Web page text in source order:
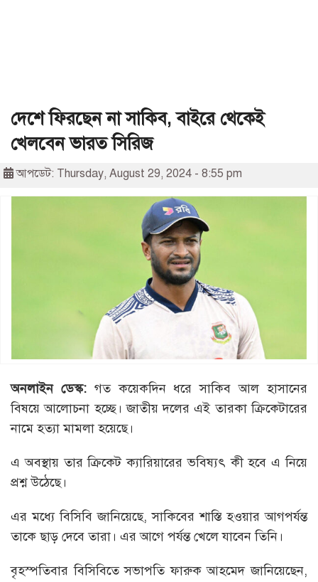
দেশে ফিরছেন না সাকিব, বাইরে থেকেই
খেলবেন ভারত সিরিজ
আপডেট: Thursday, August 29, 2024 - 8:55 pm
অনলাইন ডেস্ক:গত কয়েকদিন ধরে সাকিব আল হাসানের
বিষয়ে আলোচনা হচ্ছে। জাতীয় দলের এই তারকা ক্রিকেটারের
নামে হত্যা মামলা হয়েছে।
এ অবস্থায় তার ক্রিকেট ক্যারিয়ারের ভবিষ্যৎ কী হবে এ নিয়ে
প্রশ্ন উঠেছে।
এর মধ্যে বিসিবি জানিয়েছে, সাকিবের শাস্তি হওয়ার আগপর্যন্ত
তাকে ছাড় দেবে তারা। এর আগে পর্যন্ত খেলে যাবেন তিনি।
বৃহস্পতিবার বিসিবিতে সভাপতি ফারুক আহমেদ জানিয়েছেন,